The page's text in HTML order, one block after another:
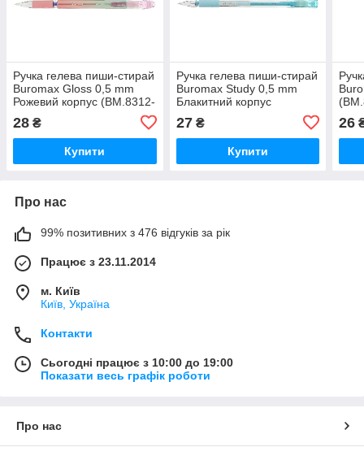
Ручка гелева пиши-стирай
Buromax Gloss 0,5 mm
Рожевий корпус (BM.8312-
28 ₴
Купити
Ручка гелева пиши-стирай
Buromax Study 0,5 mm
Блакитний корпус
27₴
Купити
26
Про нас
99% позитивних з 476 відгуків за рік
Працює з 23.11.2014
м. Київ
Київ, Україна
Контакти
Сьогодні працює з 10:00 до 19:00
Показати весь графік роботи
Про нас